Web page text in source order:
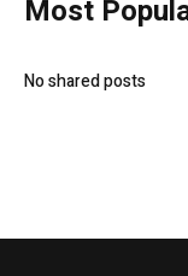
Most
No shared posts